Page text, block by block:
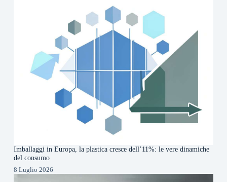
Imballaggi in Europa, la plastica cresce dell’11%: le vere dinamiche
del consumo
8 Luglio 2026